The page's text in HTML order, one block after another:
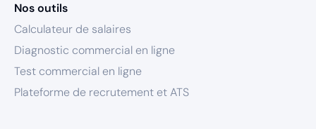
Nos outils
Calculateur de salaires
Diagnostic commercial en ligne
Test commercial en ligne
Plateforme de recrutement et ATS